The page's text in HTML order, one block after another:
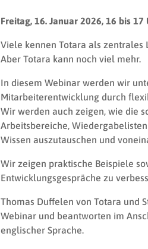
Freitag, 16. Januar 2026, 16 bis 17
Viele kennen Totara als
Aber Totara kann noch viel mehr.
In diesem Webinar werden wir
Mitarbeiterentwicklung durch
Wir werden auch zeigen, wie die
Arbeitsbereiche,
Wissen auszutauschen und
Wir zeigen praktische Beispiele
Entwicklungsgespräche zu
Thomas Duffelen von Totara und
Webinar und beantworten im
englischer Sprache.